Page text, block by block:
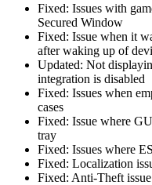
Fixed: Issues with
Secured Window
Fixed: Issue when it
after waking up of
Updated: Not
integration is disabled
Fixed: Issues when
cases
Fixed: Issue where
tray
Fixed: Issues where
Fixed: Localization
Fixed: Anti-Theft